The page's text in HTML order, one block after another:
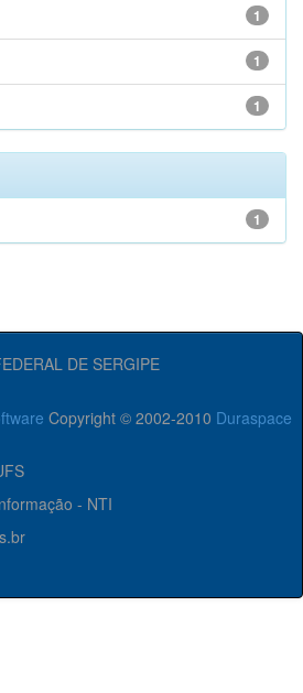
1
1
1
1
DE SERGIPE
Copyright © 2002-2010 Duraspace
- NTI